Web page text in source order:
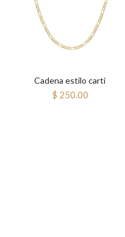
Cadena estilo carti
$ 250.00